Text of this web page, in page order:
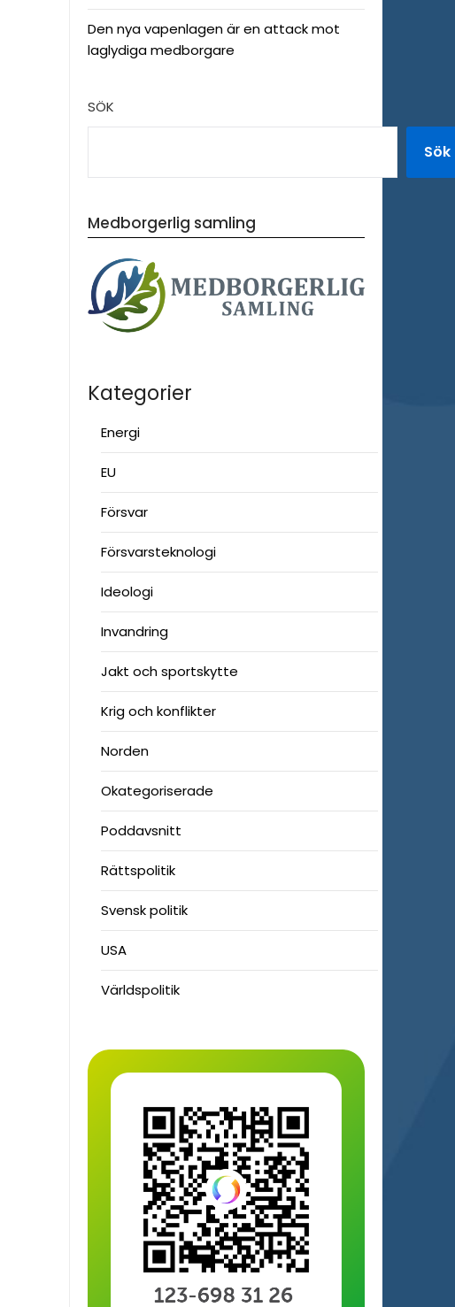
Den nya vapenlagen är en attack mot
laglydiga medborgare
SÖK
Sök
Medborgerlig samling
Kategorier
Energi
EU
Försvar
Försvarsteknologi
Ideologi
Invandring
Jakt och sportskytte
Krig och konflikter
Norden
Okategoriserade
Poddavsnitt
Rättspolitik
Svensk politik
USA
Världspolitik